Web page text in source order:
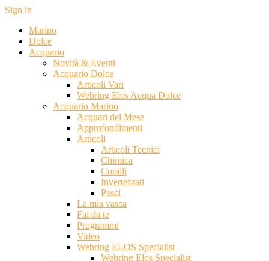
Sign in
Marino
Dolce
Acquario
Novità & Eventi
Acquario Dolce
Articoli Vari
Webring Elos Acqua Dolce
Acquario Marino
Acquari del Mese
Approfondimenti
Articoli
Articoli Tecnici
Chimica
Coralli
Invertebrati
Pesci
La mia vasca
Fai da te
Programmi
Video
Webring ELOS Specialist
Webring Elos Specialist